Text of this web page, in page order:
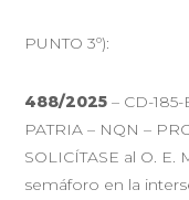
PUNTO 3º):
488/2025 – CD-
PATRIA – NQN –
SOLICÍTASE al O.
semáforo en la